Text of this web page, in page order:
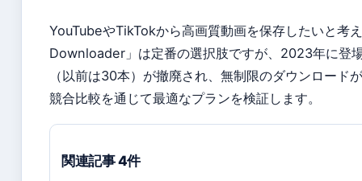
YouTubeやTikTokから高画質動画を保存したいと考
Downloader」は定番の選択肢ですが、2023年に登
（以前は30本）が撤廃され、無制限のダウンロー
競合比較を通じて最適なプランを検証します。
関連記事 4件